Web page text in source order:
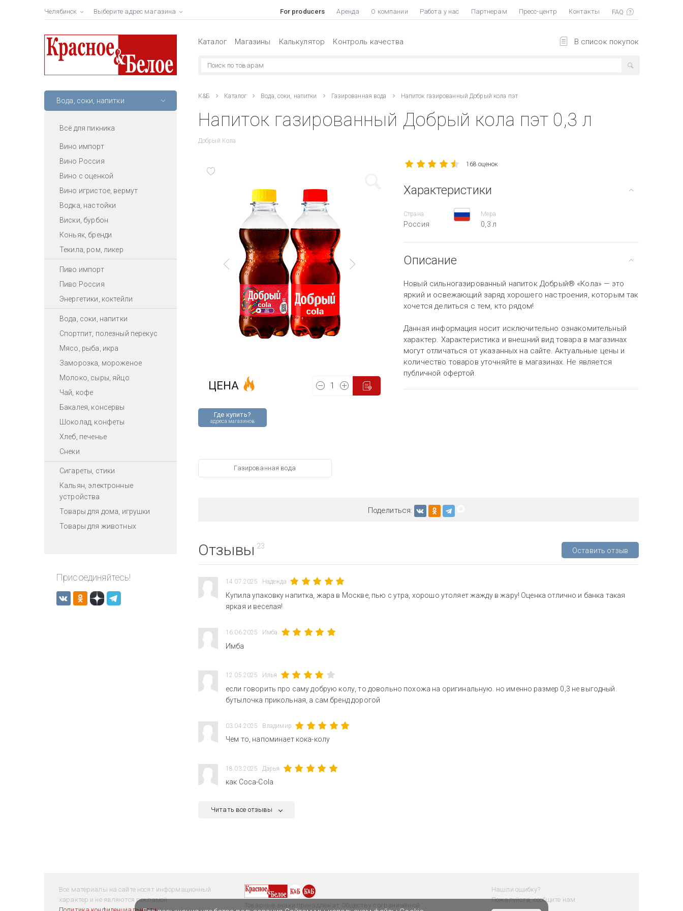
Челябинск Выберите адрес магазина For producers Аренда О компании Работа у нас Партнерам Пресс-центр Контакты
В список покупок
Каталог Магазины Калькулятор Контроль качества
Вода, соки, напитки
Всё для пикника
Вино импорт
Вино Россия
Вино с оценкой
Вино игристое, вермут
Водка, настойки
Виски, бурбон
Коньяк, бренди
Текила, ром, ликер
Пиво импорт
Пиво Россия
Энергетики, коктейли
Вода, соки, напитки
Спортпит, полезный перекус
Мясо, рыба, икра
Заморозка, мороженое
Молоко, сыры, яйцо
Чай, кофе
Бакалея, консервы
Шоколад, конфеты
Хлеб, печенье
Снеки
Сигареты, стики
Кальян, электронные
устройства
Товары для дома, игрушки
Товары для животных
Присоединяйтесь!
К&Б Каталог Вода, соки, напитки Газированная вода Напиток газированный Добрый кола пэт
Напиток газированный Добрый кола пэт 0,3 л
Добрый Кола
Где купить?
адреса магазинов
ЦЕНА
168 оценок
Характеристики
Страна
Россия
Мера
0,3 л
Описание
Новый сильногазированный напиток Добрый® «Кола» — это
яркий и освежающий заряд хорошего настроения, которым так
хочется делиться с тем, кто рядом!
Данная информация носит исключительно ознакомительный
характер. Характеристика и внешний вид товара в магазинах
могут отличаться от указанных на сайте. Актуальные цены и
количество товаров уточняйте в магазинах. Не является
публичной офертой.
Газированная вода
Поделиться:
Отзывы 23
Оставить отзыв
14.07.2025 Надежда
Купила упаковку напитка, жара в Москве, пью с утра, хорошо утоляет жажду в жару! Оценка отлично и банка такая
яркая и веселая!
16.06.2025 Имба
Имба
12.05.2025 Илья
если говорить про саму добрую колу, то довольно похожа на оригинальную. но именно размер 0,3 не выгодный.
бутылочка прикольная, а сам бренд дорогой
03.04.2025 Владимир
Чем то, напоминает кока-колу
18.03.2025 Дарья
как Coca-Cola
Читать все отзывы
Все материалы на сайте носят информационный
характер и не являются рекламой.
Нашли ошибку?
Пожалуйста, сообщите нам
Товарные знаки принадлежат Обществу с ограниченной